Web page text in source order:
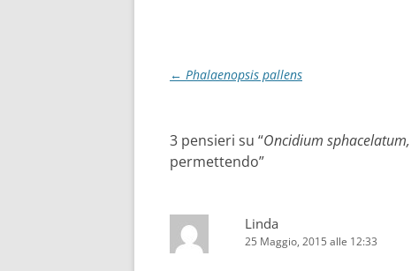
Navigazione
← Phalaenopsis pallens
3 pensieri su “Oncidium sphacelatum,
permettendo”
Linda
25 Maggio, 2015 alle 12:33